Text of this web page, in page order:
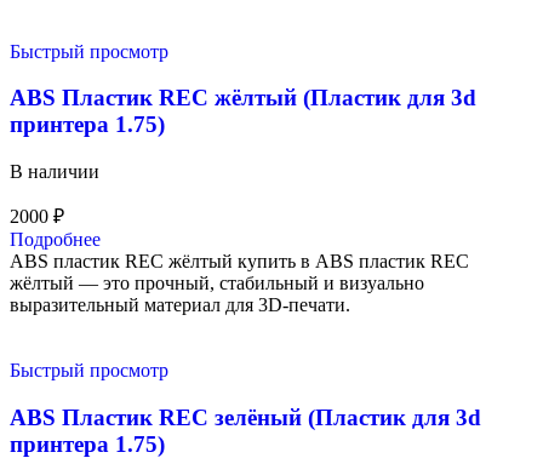
Быстрый просмотр
ABS Пластик REC жёлтый (Пластик для 3d
принтера 1.75)
В наличии
2000 ₽
Подробнее
ABS пластик REC жёлтый купить в ABS пластик REC
жёлтый — это прочный, стабильный и визуально
выразительный материал для 3D-печати.
Быстрый просмотр
ABS Пластик REC зелёный (Пластик для 3d
принтера 1.75)